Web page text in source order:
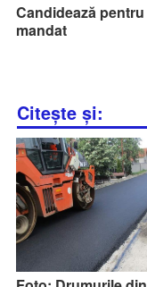
Candidează
mandat
Citește și: